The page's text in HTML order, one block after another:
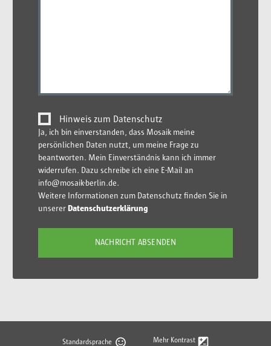
Hinweis zum Datenschutz
Ja, ich bin einverstanden, dass Mosaik meine
persönlichen Daten nutzt, um meine Frage zu
beantworten. Mein Einverständnis kann ich immer
widerrufen. Dazu schreibe ich eine E-Mail an
info@mosaik-berlin.de.
Weitere Informationen zum Datenschutz finden Sie in
unserer Datenschutzerklärung
Standardsprache Mehr Kontrast